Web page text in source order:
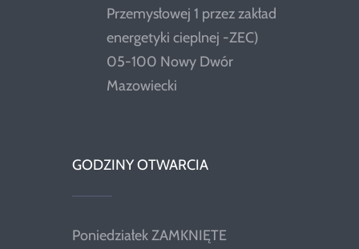
Przemysłowej 1 przez zakład
energetyki cieplnej -ZEC)
05-100 Nowy Dwór
Mazowiecki
GODZINY OTWARCIA
Poniedziałek ZAMKNIĘTE